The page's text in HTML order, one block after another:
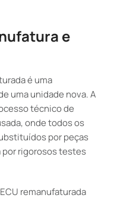
e
é uma
uma unidade nova. A
técnico de
onde todos os
por peças
por rigorosos testes
remanufaturada